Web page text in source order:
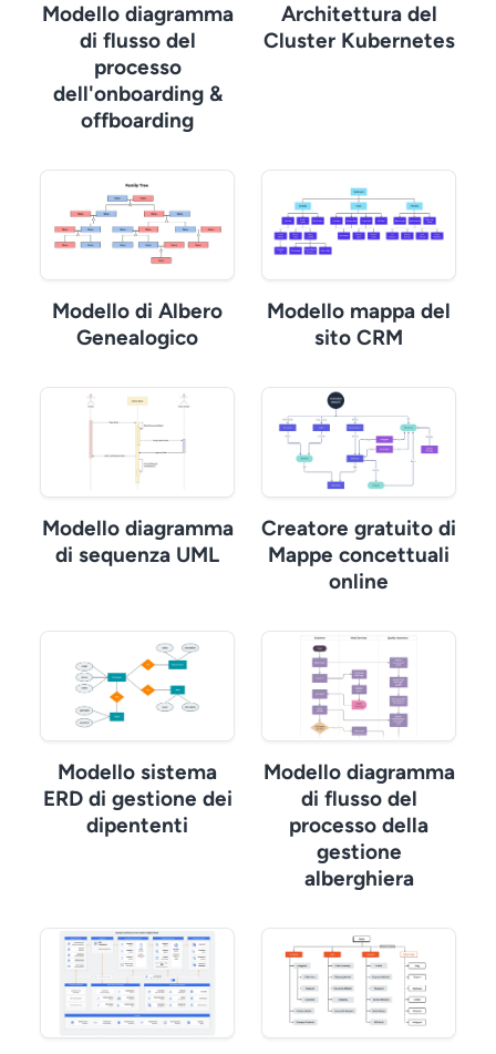
Modello diagramma
di flusso del
processo
dell'onboarding &
offboarding
Architettura del
Cluster Kubernetes
Modello di Albero
Genealogico
Modello mappa del
sito CRM
Modello diagramma
di sequenza UML
Creatore gratuito di
Mappe concettuali
online
Modello sistema
ERD di gestione dei
dipententi
Modello diagramma
di flusso del
processo della
gestione
alberghiera